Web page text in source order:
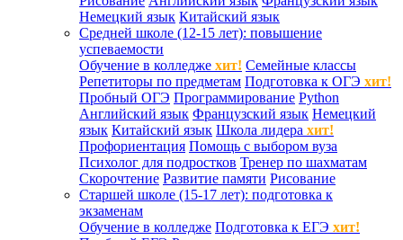
Немецкий язык Китайский язык
Средней школе (12-15 лет): повышение
успеваемости
Обучение в колледже хит! Семейные классы
Репетиторы по предметам Подготовка к ОГЭ хит!
Пробный ОГЭ Программирование Python
Английский язык Французский язык Немецкий
язык Китайский язык Школа лидера хит!
Профориентация Помощь с выбором вуза
Психолог для подростков Тренер по шахматам
Скорочтение Развитие памяти Рисование
Старшей школе (15-17 лет): подготовка к
экзаменам
Обучение в колледже Подготовка к ЕГЭ хит!